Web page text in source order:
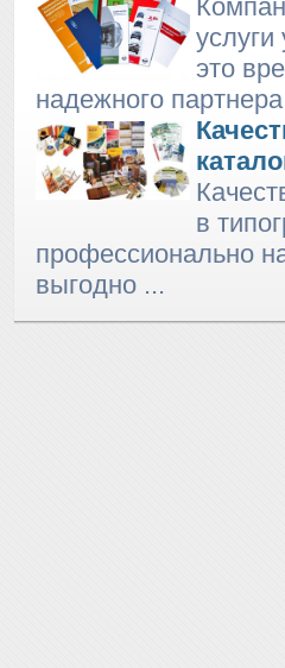
это
надежного
в
профессионально
выгодно ...